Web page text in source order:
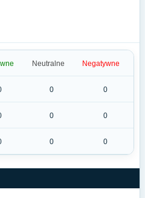
Neutralne Negatywne
0 0
0 0
0 0